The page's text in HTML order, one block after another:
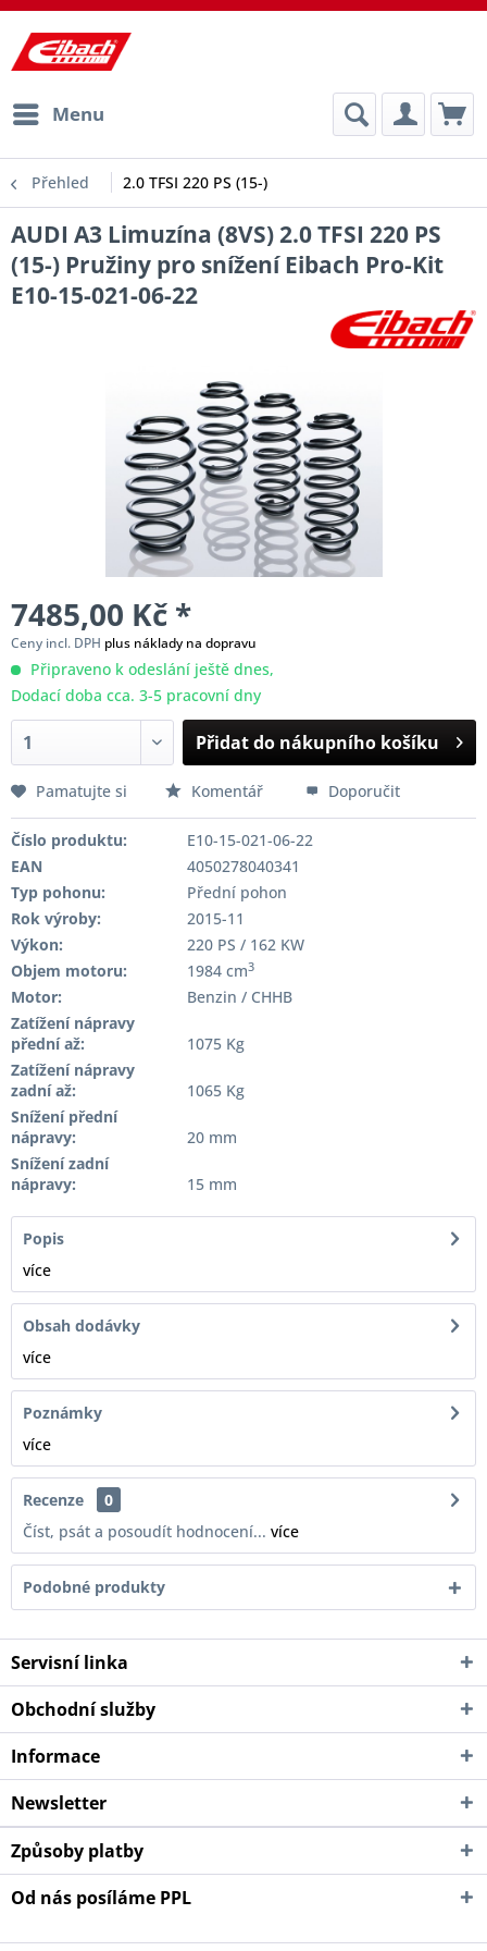
Menu
Přehled 2.0 TFSI 220 PS (15-)
AUDI A3 Limuzína (8VS) 2.0 TFSI 220 PS
(15-) Pružiny pro snížení Eibach Pro-Kit
E10-15-021-06-22
7485,00 Kč *
Ceny incl. DPH plus náklady na dopravu
Připraveno k odeslání ještě dnes,
Dodací doba cca. 3-5 pracovní dny
Přidat do nákupního košíku
Pamatujte si Komentář Doporučit
Číslo produktu:
E10-15-021-06-22
EAN
4050278040341
Typ pohonu:
Přední pohon
Rok výroby:
2015-11
Výkon:
220 PS / 162 KW
Objem motoru:
1984 cm3
Motor:
Benzin / CHHB
Zatížení nápravy
přední až:
1075 Kg
Zatížení nápravy
zadní až:
1065 Kg
Snížení přední
nápravy:
20 mm
Snížení zadní
nápravy:
15 mm
Popis
více
Obsah dodávky
více
Poznámky
více
Recenze
0
Číst, psát a posoudít hodnocení... více
Podobné produkty
Servisní linka
Obchodní služby
Informace
Newsletter
Způsoby platby
Od nás posíláme PPL